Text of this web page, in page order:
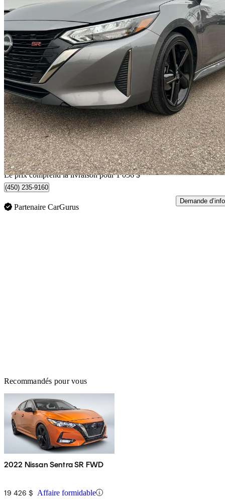
2024 Nissan Sentra
SR FWD34 234 km
20 055 $ Affaire
352 $/mois env.
Livraison à domicile de Laval, QC
Le prix comprend la livraison pour 1 056 $
(450) 235-9160
Partenaire CarGurus
Demande d’info
Recommandés pour vous
2022 Nissan Sentra SR FWD
19 426 $ Affaire formidable